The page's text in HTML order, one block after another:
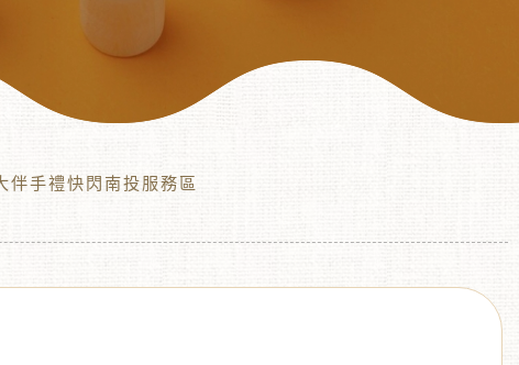
手禮快閃南投服務區